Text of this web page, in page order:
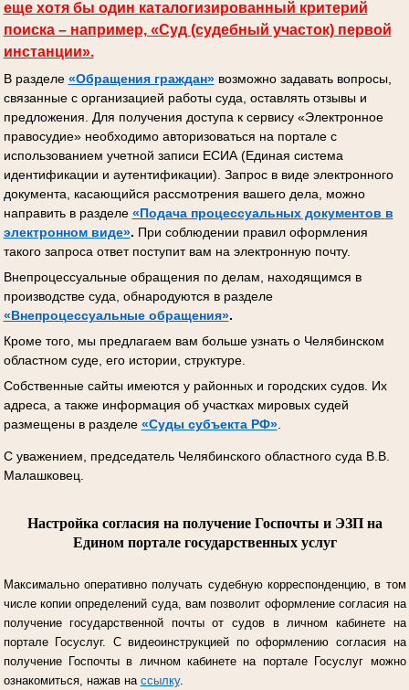
еще хотя бы один каталогизированный критерий
поиска – например, «Суд (судебный участок) первой
инстанции».
В разделе «Обращения граждан»возможно задавать вопросы,
связанные с организацией работы суда, оставлять отзывы и
предложения. Для получения доступа к сервису «Электронное
правосудие» необходимо авторизоваться на портале с
использованием учетной записи ЕСИА (Единая система
идентификации и аутентификации). Запрос в виде электронного
документа, касающийся рассмотрения вашего дела, можно
направить в разделе «Подача процессуальных документов в
электронном виде». При соблюдении правил оформления
такого запроса ответ поступит вам на электронную почту.
Внепроцессуальные обращения по делам, находящимся в
производстве суда, обнародуются в разделе
«Внепроцессуальные обращения».
Кроме того, мы предлагаем вам больше узнать о Челябинском
областном суде, его истории, структуре.
Собственные сайты имеются у районных и городских судов. Их
адреса, а также информация об участках мировых судей
размещены в разделе «Суды субъекта РФ».
С уважением, председатель Челябинского областного суда В.В.
Малашковец.
Настройка согласия на получение Госпочты и ЭЗП на
Едином портале государственных услуг
Максимально оперативно получать судебную корреспонденцию, в том
числе копии определений суда, вам позволит оформление согласия на
получение государственной почты от судов в личном кабинете на
портале Госуслуг. С видеоинструкцией по оформлению согласия на
получение Госпочты в личном кабинете на портале Госуслуг можно
ознакомиться, нажав на ссылку.